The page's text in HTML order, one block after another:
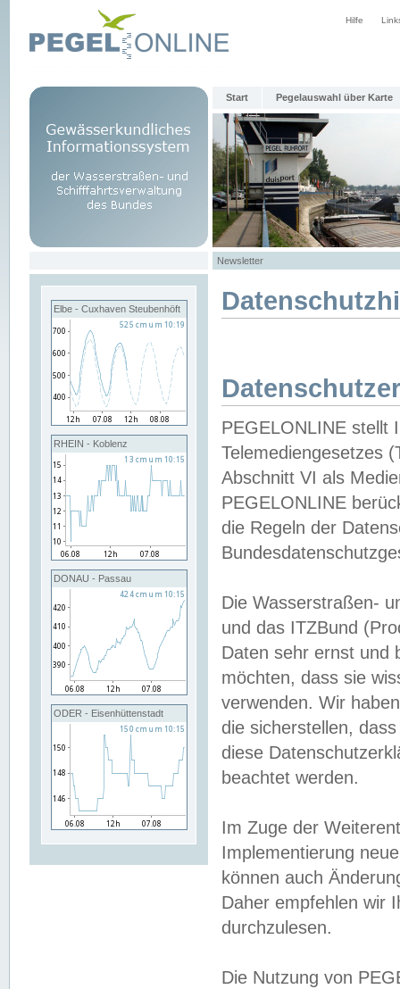
Hilfe
Start Pegelauswahl über Karte
Newsletter
Elbe - Cuxhaven Steubenhöft
RHEIN - Koblenz
DONAU - Passau
ODER - Eisenhüttenstadt
PEGELONLINE stellt
Telemediengesetzes
Abschnitt VI als
PEGELONLINE
die Regeln der
Die Wasserstraßen-
und das ITZBund
Daten sehr ernst und
möchten, dass sie
verwenden. Wir
die sicherstellen,
diese
beachtet werden.
Im Zuge der
Implementierung
können auch
Daher empfehlen wir
durchzulesen.
Die Nutzung von